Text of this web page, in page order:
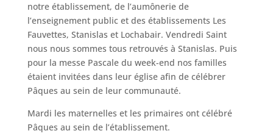
notre établissement, de l’aumônerie de
l’enseignement public et des établissements Les
Fauvettes, Stanislas et Lochabair. Vendredi Saint
nous nous sommes tous retrouvés à Stanislas. Puis
pour la messe Pascale du week-end nos familles
étaient invitées dans leur église afin de célébrer
Pâques au sein de leur communauté.
Mardi les maternelles et les primaires ont célébré
Pâques au sein de l’établissement.